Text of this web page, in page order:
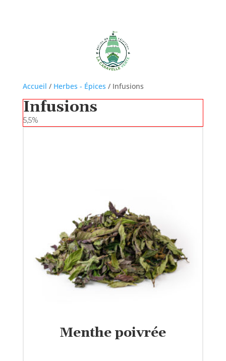
Accueil / Herbes - Épices / Infusions
Infusions
5,5%
Menthe poivrée
€